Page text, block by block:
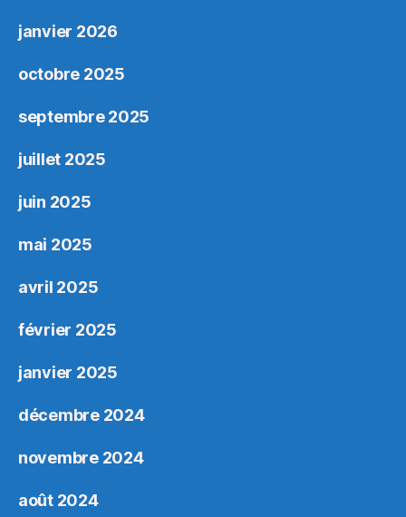
janvier 2026
octobre 2025
septembre 2025
juillet 2025
juin 2025
mai 2025
avril 2025
février 2025
janvier 2025
décembre 2024
novembre 2024
août 2024